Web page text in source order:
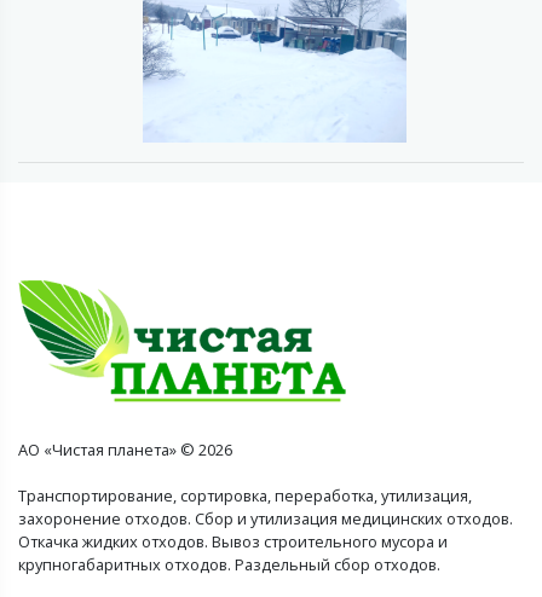
АО «Чистая планета» © 2026
Транспортирование, сортировка, переработка, утилизация,
захоронение отходов. Сбор и утилизация медицинских отходов.
Откачка жидких отходов. Вывоз строительного мусора и
крупногабаритных отходов. Раздельный сбор отходов.